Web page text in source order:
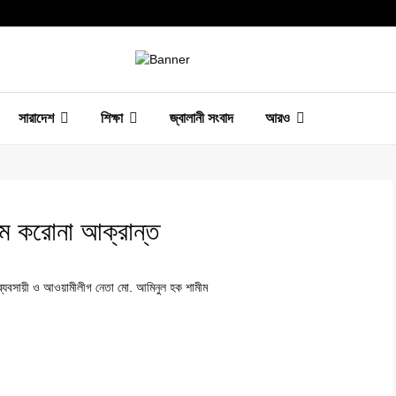
সারাদেশ শিক্ষা জ্বালানী সংবাদ আরও
করোনা আক্রান্ত